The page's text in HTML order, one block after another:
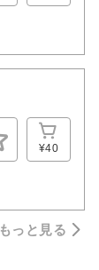
¥40
もっと見る